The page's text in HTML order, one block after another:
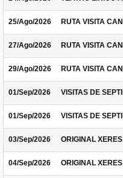
25/Ago/2026 RUTA VISITA
27/Ago/2026 RUTA VISITA
29/Ago/2026 RUTA VISITA
01/Sep/2026 VISITAS DE
01/Sep/2026 VISITAS DE
03/Sep/2026 ORIGINAL
04/Sep/2026 ORIGINAL